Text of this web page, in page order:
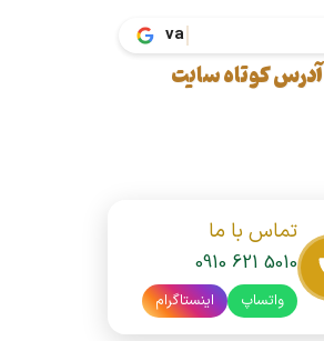
vakil.t
آدرس کوتاه سایت
تماس با ما
0910 621 5010
واتساپ اینستاگرام